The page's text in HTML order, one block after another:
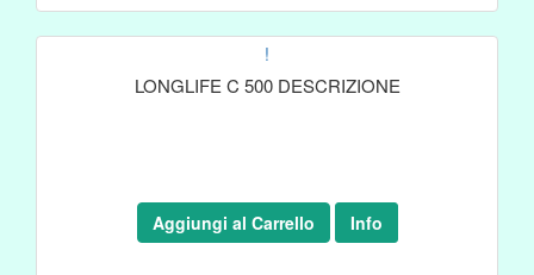
!
LONGLIFE C 500 DESCRIZIONE
Aggiungi al Carrello Info